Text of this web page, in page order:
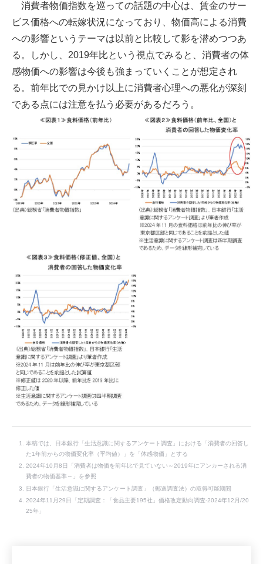
消費者物価指数を巡っての話題の中心は、賃金のサー
ビス価格への転嫁状況になっており、物価高による消費
への影響というテーマは以前と比較して影を潜めつつあ
る。しかし、2019年比という視点でみると、消費者の体
感物価への影響は今後も強まっていくことが想定され
る。前年比での見かけ以上に消費者心理への悪化が深刻
である点には注意を払う必要があるだろう。
本稿では、日本銀行「生活意識に関するアンケート調査」における「消費者の回答し
た1年前からの物価変化率（平均値）」を「体感物価」とする
2024年10月8日「消費者は物価を前年比で見ていない～2019年にアンカーされる消
費者の物価基準～」を参照
日本銀行「生活意識に関するアンケート調査」（郵送調査法）の取得可能期間
2024年11月29日「定期調査：「食品主要195社」価格改定動向調査‐2024年12月/20
25年」